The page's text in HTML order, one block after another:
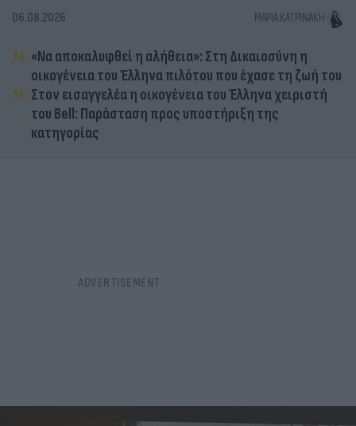
06.08.2026 ΜΑΡΊΑ ΚΑΤΡΙΝΆΚΗ
«Να αποκαλυφθεί η αλήθεια»: Στη Δικαιοσύνη η
οικογένεια του Έλληνα πιλότου που έχασε τη ζωή του
Στον εισαγγελέα η οικογένεια του Έλληνα χειριστή
του Bell: Παράσταση προς υποστήριξη της
κατηγορίας